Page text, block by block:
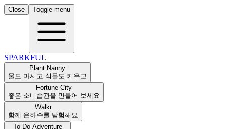
Close Toggle menu
SPARKFUL
Plant Nanny
물도 마시고 식물도 키우고
Fortune City
좋은 소비습관을 만들어 보세요
Walkr
함께 은하수를 탐험해요
To-Do Adventure